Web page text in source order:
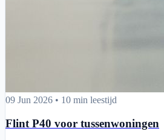
Flint P40 voor tussenwoningen
09 Jun 2026 • 10 min leestijd
Flint P40 voor tussenwoningen